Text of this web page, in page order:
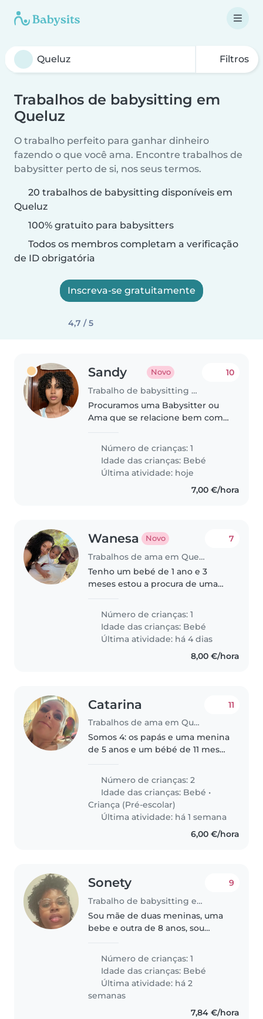
Filtros
Trabalhos de babysitting em
Queluz
O trabalho perfeito para ganhar dinheiro
fazendo o que você ama. Encontre trabalhos de
babysitter perto de si, nos seus termos.
20 trabalhos de babysitting disponíveis em
Queluz
100% gratuito para babysitters
Todos os membros completam a verificação
de ID obrigatória
Inscreva-se gratuitamente
4,7 / 5
Sandy Novo
Trabalho de babysitting em Queluz
10
Procuramos uma Babysitter ou
Ama que se relacione bem com
Precisamos de alguém para
cuidar do nosso bebé em nossa
casa. Esperamos que esteja à
vontade..
Número de crianças: 1
Idade das crianças: Bebé
Última atividade: hoje
7,00 €/hora
Wanesa Novo
Trabalhos de ama em Queluz
7
Tenho um bebé de 1 ano e 3
meses estou a procura de uma
Número de crianças: 1
Idade das crianças: Bebé
Última atividade: há 4 dias
8,00 €/hora
Catarina
Trabalhos de ama em Queluz
11
Somos 4: os papás e uma menina
de 5 anos e um bébé de 11 meses
Número de crianças: 2
Idade das crianças: Bebé •
Criança (Pré-escolar)
Última atividade: há 1 semana
6,00 €/hora
Sonety
Trabalho de babysitting em Queluz
9
Sou mãe de duas meninas, uma
bebe e outra de 8 anos, sou
no hospital de crianças (dona
Estefânia) tenho 27 anos e o
marido 30
Número de crianças: 1
Idade das crianças: Bebé
Última atividade: há 2
semanas
7,84 €/hora